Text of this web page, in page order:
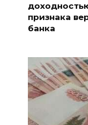
признака
банка